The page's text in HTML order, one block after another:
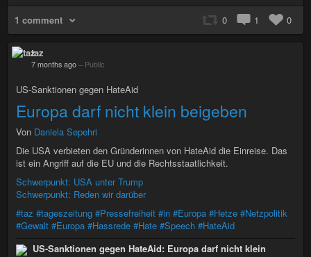
1 comment 0 1 0
taz
7 months ago – Public
US-Sanktionen gegen HateAid
Europa darf nicht klein beigeben
Von Daniela Sepehri
Die USA verbieten den Gründerinnen von HateAid die Einreise. Das
ist ein Angriff auf die EU und die Rechtsstaatlichkeit.
Schwerpunkt: USA unter Trump
Schwerpunkt: Reden wir darüber
#taz #tageszeitung #Pressefreiheit #in #Europa #Hetze #Netzpolitik
#Gewalt #Europa #Hassrede #Hate #Speech #HateAid
US-Sanktionen gegen HateAid: Europa darf nicht klein